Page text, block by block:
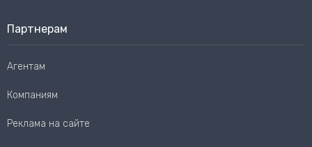
Партнерам
Агентам
Компаниям
Реклама на сайте